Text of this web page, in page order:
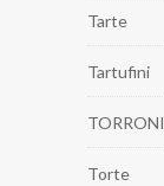
Tarte
Tartufini
TORRONI
Torte